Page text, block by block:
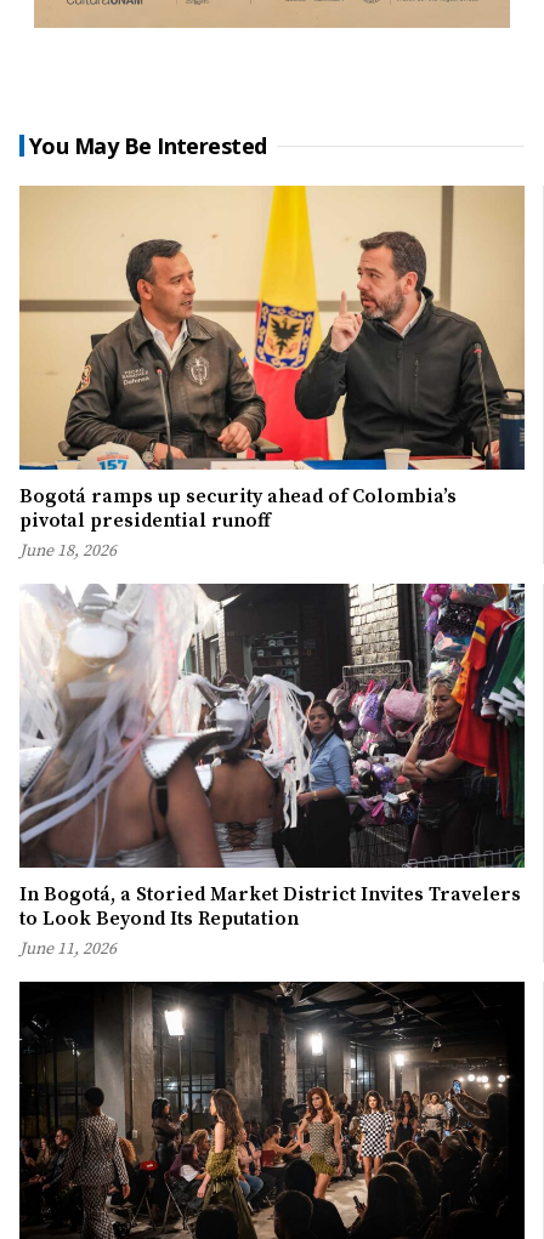
You May Be Interested
Bogotá ramps up security ahead of Colombia’s
pivotal presidential runoff
June 18, 2026
In Bogotá, a Storied Market District Invites Travelers
to Look Beyond Its Reputation
June 11, 2026